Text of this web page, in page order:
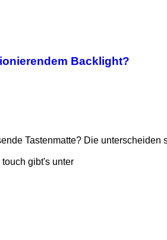
Backlight?
Tastenmatte? Die
gibt's unter